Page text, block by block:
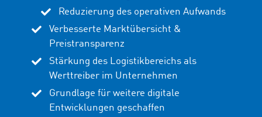
Reduzierung des operativen Aufwands
Verbesserte Marktübersicht &
Preistransparenz
Stärkung des Logistikbereichs als
Werttreiber im Unternehmen
Grundlage für weitere digitale
Entwicklungen geschaffen